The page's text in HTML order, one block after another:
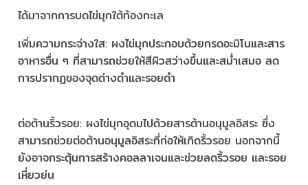
ได้มาจากการบดไข่มุกใต้ท้องทะเล
เพิ่มความกระจ่างใส: ผงไข่มุกประกอบด้วยกรดอะมิโนและสาร
อาหารอื่น ๆ ที่สามารถช่วยให้สีผิวสว่างขึ้นและสม่ำเสมอ ลด
การปรากฏของจุดด่างดำและรอยดำ
ต่อต้านริ้วรอย: ผงไข่มุกอุดมไปด้วยสารต้านอนุมูลอิสระ ซึ่ง
สามารถช่วยต่อต้านอนุมูลอิสระที่ก่อให้เกิดริ้วรอย นอกจากนี้
ยังอาจกระตุ้นการสร้างคอลลาเจนและช่วยลดริ้วรอย และรอย
เหี่ยวย่น